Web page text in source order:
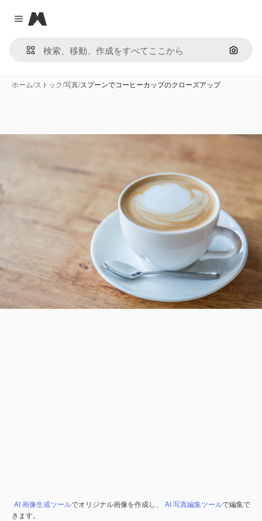
Close menu
Magnific
画像で
ホーム/ストック/写真/スプーンでコーヒーカップのクローズアップ
AI 画像生成ツールでオリジナル画像を作成し、 AI 写真編集ツールで編集で
きます。